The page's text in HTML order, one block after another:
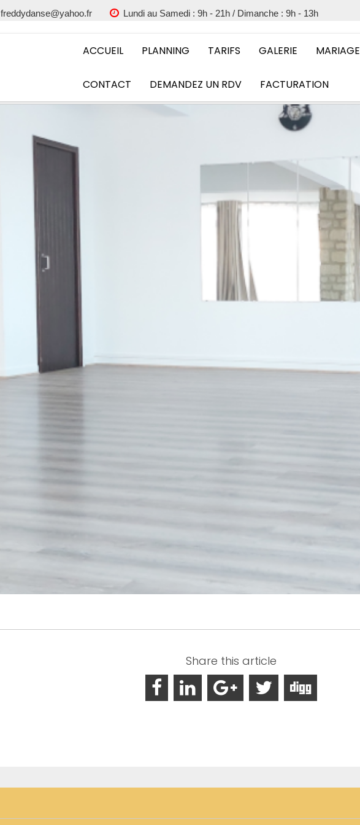
freddydanse@yahoo.fr Lundi au Samedi : 9h - 21h / Dimanche : 9h - 13h
ACCUEIL PLANNING TARIFS GALERIE MARIAGE
CONTACT DEMANDEZ UN RDV FACTURATION
Share this article